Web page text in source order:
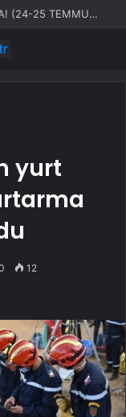
Tokat’ta Taşkın Felaketi: 59 Bin Dekar Tarım Alanı Zarar Gördü
yurt
12